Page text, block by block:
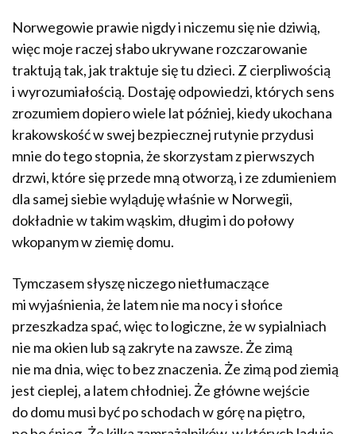
Norwegowie prawie nigdy i niczemu się nie dziwią,
więc moje raczej słabo ukrywane rozczarowanie
traktują tak, jak traktuje się tu dzieci. Z cierpliwością
i wyrozumiałością. Dostaję odpowiedzi, których sens
zrozumiem dopiero wiele lat później, kiedy ukochana
krakowskość w swej bezpiecznej rutynie przydusi
mnie do tego stopnia, że skorzystam z pierwszych
drzwi, które się przede mną otworzą, i ze zdumieniem
dla samej siebie wyląduję właśnie w Norwegii,
dokładnie w takim wąskim, długim i do połowy
wkopanym w ziemię domu.
Tymczasem słyszę niczego nietłumaczące
mi wyjaśnienia, że latem nie ma nocy i słońce
przeszkadza spać, więc to logiczne, że w sypialniach
nie ma okien lub są zakryte na zawsze. Że zimą
nie ma dnia, więc to bez znaczenia. Że zimą pod ziemią
jest cieplej, a latem chłodniej. Że główne wejście
do domu musi być po schodach w górę na piętro,